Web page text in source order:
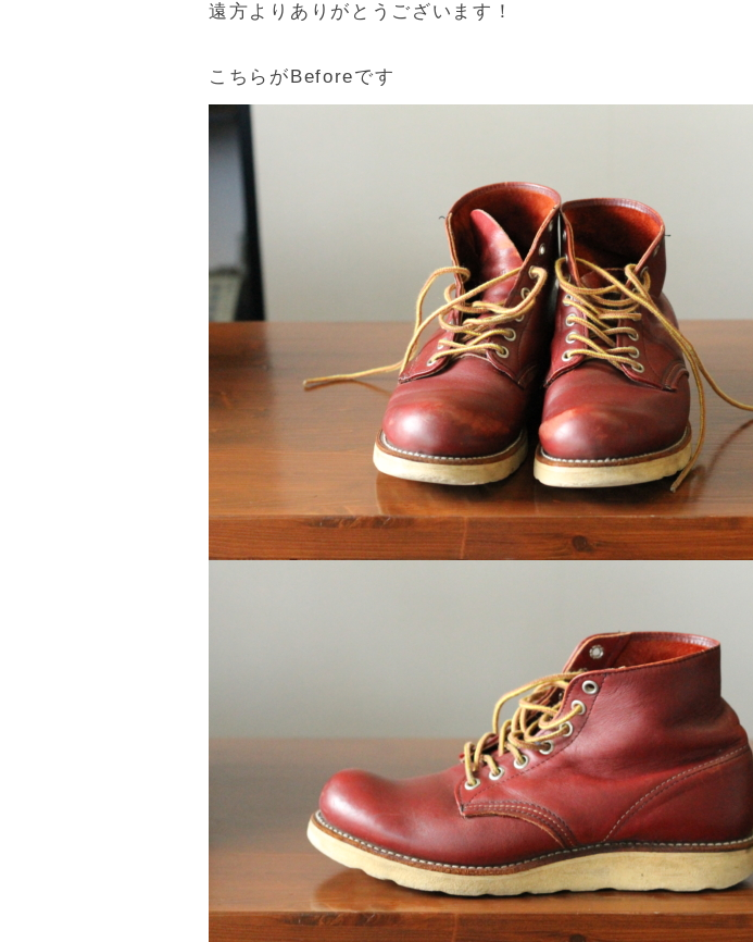
遠方よりありがとうございます！
こちらがBeforeです